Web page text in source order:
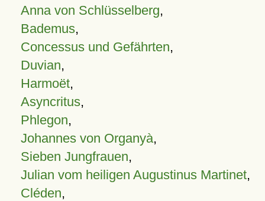
Anna von Schlüsselberg,
Bademus,
Concessus und Gefährten,
Duvian,
Harmoët,
Asyncritus,
Phlegon,
Johannes von Organyà,
Sieben Jungfrauen,
Julian vom heiligen Augustinus Martinet,
Cléden,